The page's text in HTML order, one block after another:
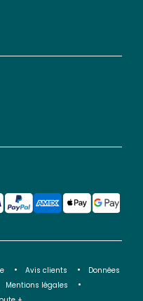
Avis clients
Données
Mentions légales